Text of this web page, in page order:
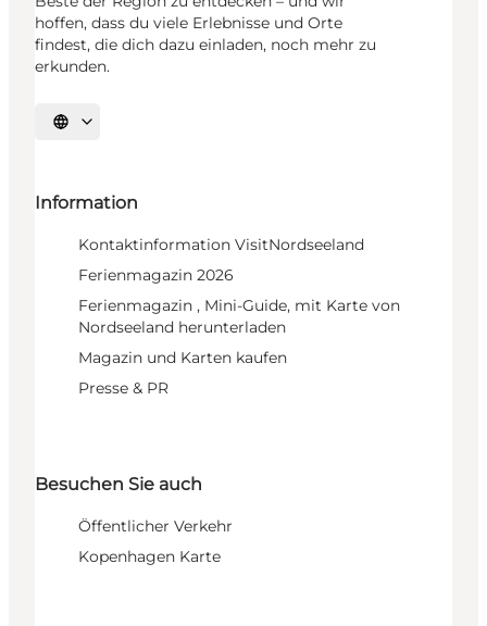
hoffen, dass du viele Erlebnisse und Orte
findest, die dich dazu einladen, noch mehr zu
erkunden.
Sprache auswählen
Information
Kontaktinformation VisitNordseeland
Ferienmagazin 2026
Ferienmagazin , Mini-Guide, mit Karte von
Nordseeland herunterladen
Magazin und Karten kaufen
Presse & PR
Besuchen Sie auch
Öffentlicher Verkehr
Kopenhagen Karte